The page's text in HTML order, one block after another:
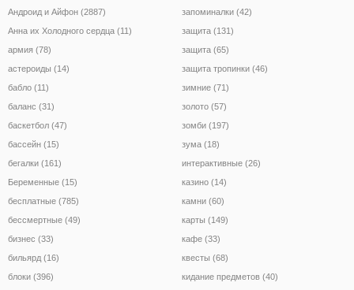
Андроид и Айфон (2887)
Анна их Холодного сердца (11)
армия (78)
астероиды (14)
бабло (11)
баланс (31)
баскетбол (47)
бассейн (15)
бегалки (161)
Беременные (15)
бесплатные (785)
бессмертные (49)
бизнес (33)
бильярд (16)
блоки (396)
запоминалки (42)
защита (131)
защита (65)
защита тропинки (46)
зимние (71)
золото (57)
зомби (197)
зума (18)
интерактивные (26)
казино (14)
камни (60)
карты (149)
кафе (33)
квесты (68)
кидание предметов (40)